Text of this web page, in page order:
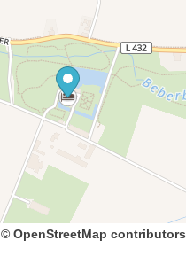
© OpenStreetMap contributors